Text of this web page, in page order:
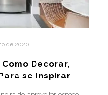
de 2020
Decorar,
se Inspirar